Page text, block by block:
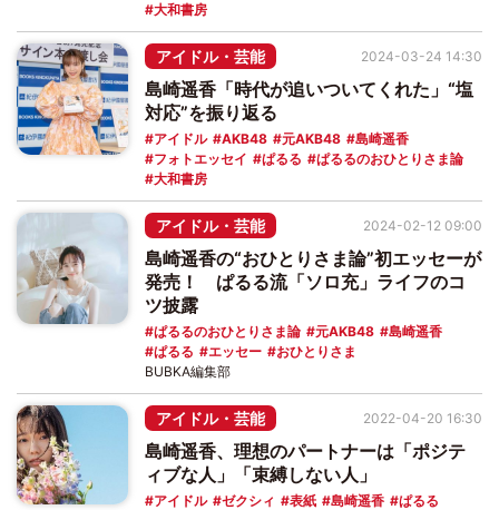
大和書房
アイドル・芸能
島崎遥香「時代が追いついてくれた」“塩
対応”を振り返る
アイドル AKB48 元AKB48
島崎遥香
フォトエッセイ
ぱるる
ぱるるのおひとりさま論
大和書房
2024-03-24 14:30
アイドル・芸能
島崎遥香の“おひとりさま論”初エッセーが
発売！ ぱるる流「ソロ充」ライフのコ
ツ披露
ぱるるのおひとりさま論 元AKB48
島崎遥香
ぱるる
エッセー おひとりさま
2024-02-12 09:00
BUBKA編集部
アイドル・芸能
島崎遥香、理想のパートナーは「ポジテ
ィブな人」「束縛しない人」
アイドル ゼクシィ 表紙 島崎遥香
ぱるる
2022-04-20 16:30